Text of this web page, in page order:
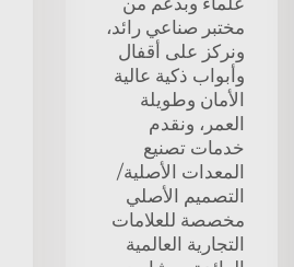
مختبر صناعي رائد،
ونركز على أقفال
وأبواب ذكية عالية
الأمان وطويلة
العمر، ونقدم
خدمات تصنيع
المعدات الأصلية/
التصميم الأصلي
مخصصة للعلامات
التجارية العالمية